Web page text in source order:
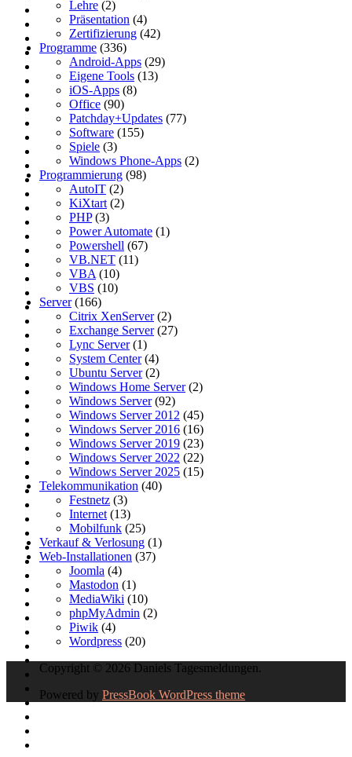
Lehre (2)
Präsentation (4)
Zertifizierung (42)
Programme (336)
Android-Apps (29)
Eigene Tools (13)
iOS-Apps (8)
Office (90)
Patchday+Updates (77)
Software (155)
Spiele (3)
Windows Phone-Apps (2)
Programmierung (98)
AutoIT (2)
KiXtart (2)
PHP(3)
Power Automate (1)
Powershell (67)
VB.NET (11)
VBA (10)
VBS (10)
Server(166)
Citrix XenServer(2)
Exchange Server(27)
Lync Server(1)
System Center(4)
Ubuntu Server(2)
Windows Home Server(2)
Windows Server(92)
Windows Server 2012 (45)
Windows Server 2016 (16)
Windows Server 2019 (23)
Windows Server 2022 (22)
Windows Server 2025 (15)
Telekommunikation (40)
Festnetz (3)
Internet (13)
Mobilfunk (25)
Verkauf & Verlosung (1)
Web-Installationen (37)
Joomla (4)
Mastodon (1)
MediaWiki (10)
phpMyAdmin (2)
Piwik (4)
Wordpress (20)
Copyright © 2026 Daniels Tagesmeldungen.
Powered by PressBook WordPress theme